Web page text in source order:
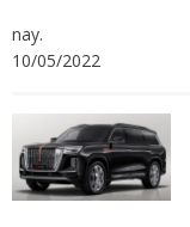
nay.
10/05/2022